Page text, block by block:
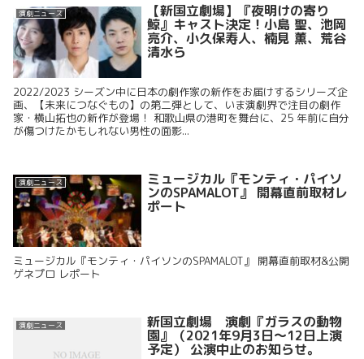
演劇ニュース 【新国立劇場】『夜明けの寄り
鯨』キャスト決定！小島 聖、池岡
亮介、小久保寿人、楠見 薫、荒谷
清水ら
2022/2023 シーズン中に日本の劇作家の新作をお届けするシリーズ企
画、【未来につなぐもの】の第二弾として、いま演劇界で注目の劇作
家・横山拓也の新作が登場！ 和歌山県の港町を舞台に、25 年前に自分
が傷つけたかもしれない男性の面影...
演劇ニュース ミュージカル『モンティ・パイソ
ンのSPAMALOT』 開幕直前取材レ
ポート
ミュージカル『モンティ・パイソンのSPAMALOT』 開幕直前取材&公開
ゲネプロ レポート
演劇ニュース 新国立劇場 演劇『ガラスの動物
園』（2021年9月3日～12日上演
予定） 公演中止のお知らせ。